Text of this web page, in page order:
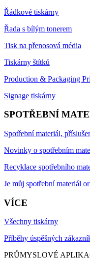
Řádkové tiskárny
Řada s bílým tonerem
Tisk na přenosová média
Tiskárny štítků
Production & Packaging
Signage tiskárny
SPOTŘEBNÍ
Spotřební materiál,
Novinky o spotřebním
Recyklace spotřebního
Je můj spotřební materiál
VÍCE
Všechny tiskárny
Příběhy úspěšných
PRŮMYSLOVÉ